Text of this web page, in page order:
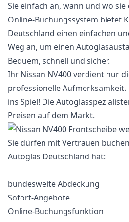
Sie einfach an, wann und wo
Online-Buchungssystem bietet
Deutschland einen einfachen
Weg an, um einen
Bequem, schnell und sicher.
Ihr Nissan NV400 verdient nur
professionelle
ins Spiel! Die
Preisen auf dem Markt.
Sie dürfen mit Vertrauen
Autoglas Deutschland hat:
bundesweite Abdeckung
Sofort-Angebote
Online-Buchungsfunktion